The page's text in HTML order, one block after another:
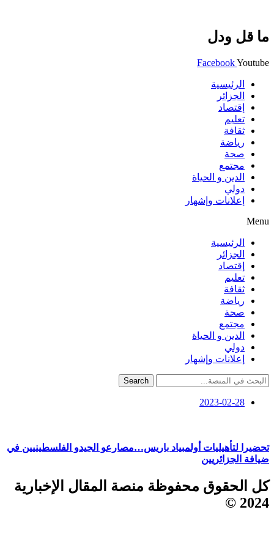
ما قل ودل
FacebookYoutube
الرئيسية
الجزائر
إقتصاد
تعليم
ثقافة
رياضة
صحة
مجتمع
الدين و الحياة
دولي
إعلانات وإشهار
Menu
الرئيسية
الجزائر
إقتصاد
تعليم
ثقافة
رياضة
صحة
مجتمع
الدين و الحياة
دولي
إعلانات وإشهار
Search
2023-02-28
تحضيرا لتأهيليات أولمبياد باريس…مصارعو الجيدو الفلسطينيين في
ضيافة الجزائريين
كل الحقوق محفوظة منصة المقال الإخبارية
2024 ©